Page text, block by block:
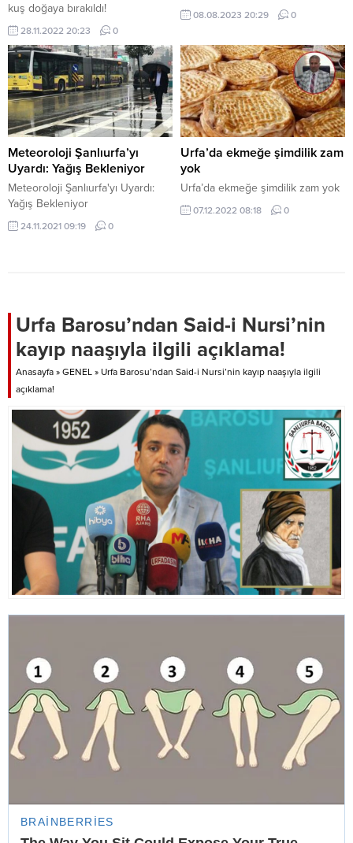
kuş doğaya bırakıldı!
28.11.2022 20:23 0
08.08.2023 20:29 0
Meteoroloji Şanlıurfa’yı
Uyardı: Yağış Bekleniyor
Meteoroloji Şanlıurfa'yı Uyardı:
Yağış Bekleniyor
24.11.2021 09:19 0
Urfa’da ekmeğe şimdilik zam
yok
Urfa’da ekmeğe şimdilik zam yok
07.12.2022 08:18 0
Urfa Barosu’ndan Said-i Nursi’nin
kayıp naaşıyla ilgili açıklama!
Anasayfa » GENEL » Urfa Barosu’ndan Said-i Nursi’nin kayıp naaşıyla ilgili
açıklama!